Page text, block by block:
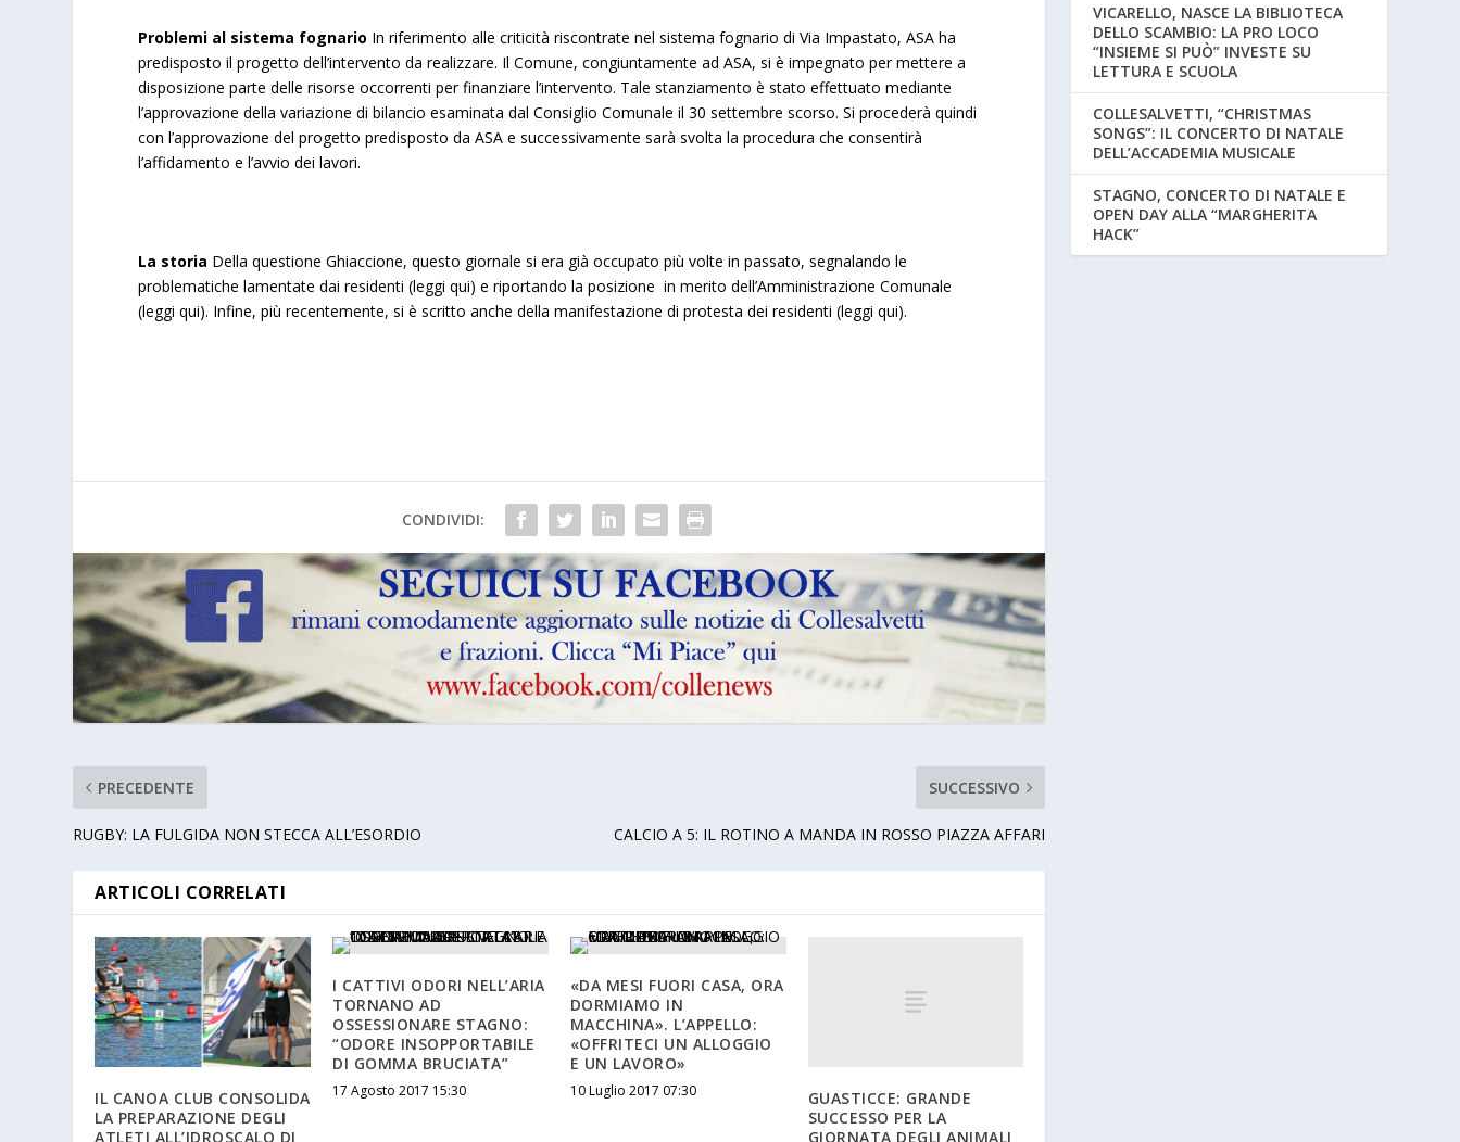
Problemi al sistema fognario In riferimento alle criticità riscontrate nel sistema fognario di Via Impastato, ASA ha
predisposto il progetto dell’intervento da realizzare. Il Comune, congiuntamente ad ASA, si è impegnato per mettere a
disposizione parte delle risorse occorrenti per finanziare l’intervento. Tale stanziamento è stato effettuato mediante
l’approvazione della variazione di bilancio esaminata dal Consiglio Comunale il 30 settembre scorso. Si procederà quindi
con l’approvazione del progetto predisposto da ASA e successivamente sarà svolta la procedura che consentirà
l’affidamento e l’avvio dei lavori.
La storia Della questione Ghiaccione, questo giornale si era già occupato più volte in passato, segnalando le
problematiche lamentate dai residenti (leggi qui) e riportando la posizione in merito dell’Amministrazione Comunale
(leggi qui). Infine, più recentemente, si è scritto anche della manifestazione di protesta dei residenti (leggi qui).
CONDIVIDI:
PRECEDENTE
RUGBY: LA FULGIDA NON STECCA ALL’ESORDIO
SUCCESSIVO
CALCIO A 5: IL ROTINO A MANDA IN ROSSO PIAZZA AFFARI
ARTICOLI CORRELATI
IL CANOA CLUB CONSOLIDA
LA PREPARAZIONE DEGLI
ATLETI ALL’IDROSCALO DI
I CATTIVI ODORI NELL’ARIA
TORNANO AD
OSSESSIONARE STAGNO:
“ODORE INSOPPORTABILE
DI GOMMA BRUCIATA”
17 Agosto 2017 15:30
«DA MESI FUORI CASA, ORA
DORMIAMO IN
MACCHINA». L’APPELLO:
«OFFRITECI UN ALLOGGIO
E UN LAVORO»
10 Luglio 2017 07:30
GUASTICCE: GRANDE
SUCCESSO PER LA
GIORNATA DEGLI ANIMALI
VICARELLO, NASCE LA BIBLIOTECA
DELLO SCAMBIO: LA PRO LOCO
“INSIEME SI PUÒ” INVESTE SU
LETTURA E SCUOLA
COLLESALVETTI, “CHRISTMAS
SONGS”: IL CONCERTO DI NATALE
DELL’ACCADEMIA MUSICALE
STAGNO, CONCERTO DI NATALE E
OPEN DAY ALLA “MARGHERITA
HACK”